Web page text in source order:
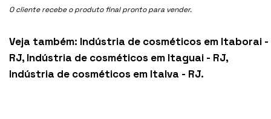
O cliente recebe o produto final pronto para vender.
Veja também: Indústria de cosméticos em Itaborai -
RJ, Indústria de cosméticos em Itaguai - RJ,
Indústria de cosméticos em Italva - RJ.